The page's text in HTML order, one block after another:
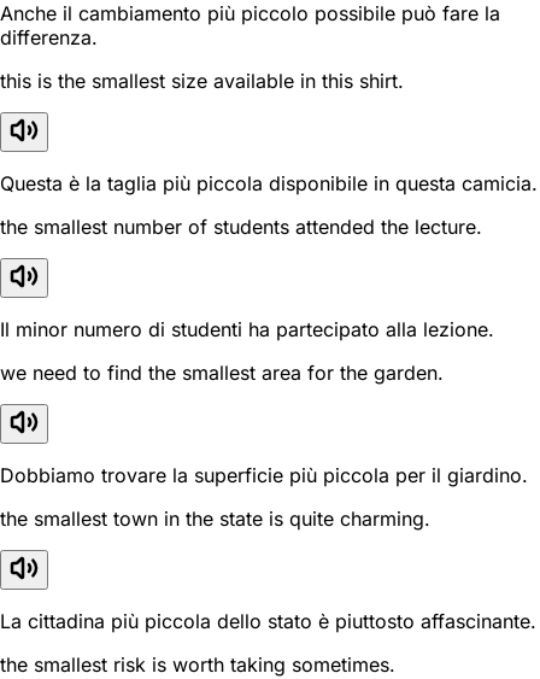
Anche il cambiamento più piccolo possibile può fare la
differenza.
this is the smallest size available in this shirt.
Questa è la taglia più piccola disponibile in questa camicia.
the smallest number of students attended the lecture.
Il minor numero di studenti ha partecipato alla lezione.
we need to find the smallest area for the garden.
Dobbiamo trovare la superficie più piccola per il giardino.
the smallest town in the state is quite charming.
La cittadina più piccola dello stato è piuttosto affascinante.
the smallest risk is worth taking sometimes.